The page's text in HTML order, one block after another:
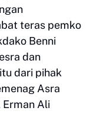
teras pemko
Benni
dan
dari pihak
Asra
Erman Ali